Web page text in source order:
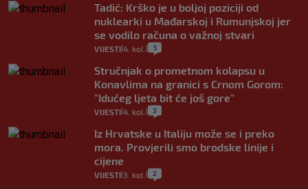
Tadić: Krško je u boljoj poziciji od
nuklearki u Mađarskoj i Rumunjskoj jer
se vodilo računa o važnoj stvari
VIJESTI 4. kol. 5
Stručnjak o prometnom kolapsu u
Konavlima na granici s Crnom Gorom:
"Idućeg ljeta bit će još gore"
VIJESTI 4. kol. 3
Iz Hrvatske u Italiju može se i preko
mora. Provjerili smo brodske linije i
cijene
VIJESTI 3. kol. 2